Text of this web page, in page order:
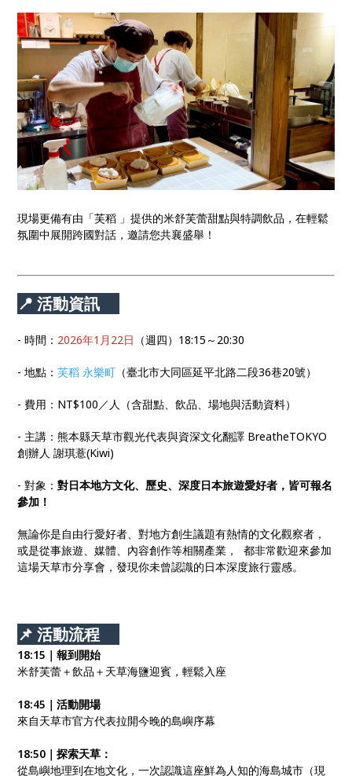
現場更備有由「芙稻 」提供的米舒芙蕾甜點與特調飲品，在輕鬆
氛圍中展開跨國對話，邀請您共襄盛舉！
📍 活動資訊
- 時間： 2026年1月22日 （週四）18:15～20:30
- 地點：芙稻 永樂町 （臺北市大同區延平北路二段36巷20號）
- 費用：NT$100／人（含甜點、飲品、場地與活動資料）
- 主講：熊本縣天草市觀光代表與資深文化翻譯 BreatheTOKYO
創辦人 謝琪薏(Kiwi)
- 對象：對日本地方文化、歷史、深度日本旅遊愛好者，皆可報名
參加！
無論你是自由行愛好者、對地方創生議題有熱情的文化觀察者，
或是從事旅遊、媒體、內容創作等相關產業， 都非常歡迎來參加
這場天草市分享會，發現你未曾認識的日本深度旅行靈感。
📌 活動流程
18:15｜報到開始
米舒芙蕾＋飲品＋天草海鹽迎賓，輕鬆入座
18:45｜活動開場
來自天草市官方代表拉開今晚的島嶼序幕
18:50｜探索天草：
從島嶼地理到在地文化，一次認識這座鮮為人知的海島城市（現